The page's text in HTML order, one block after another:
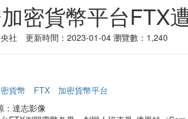
密貨幣平台FTX
社 更新時間：2023-01-04 瀏覽數：1,240
貨幣 FTX
加密貨幣平台
：達志影像